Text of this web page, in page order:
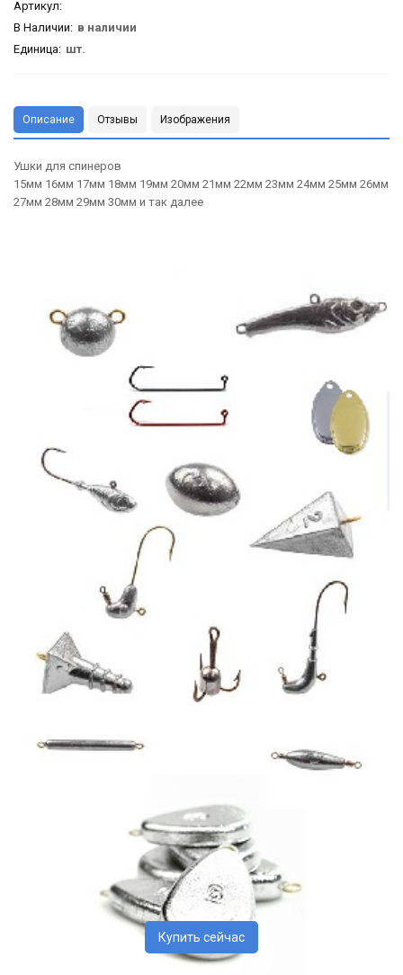
Артикул:
В Наличии: в наличии
Единица: шт.
Описание Отзывы Изображения
Ушки для спинеров
15мм 16мм 17мм 18мм 19мм 20мм 21мм 22мм 23мм 24мм 25мм 26мм
27мм 28мм 29мм 30мм и так далее
Купить сейчас